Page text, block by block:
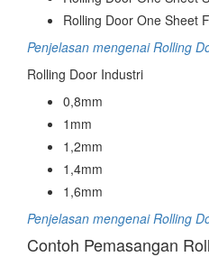
Rolling Door One Sheet
Penjelasan mengenai Rolling
Rolling Door Industri
0,8mm
1mm
1,2mm
1,4mm
1,6mm
Penjelasan mengenai Rolling
Contoh Pemasangan